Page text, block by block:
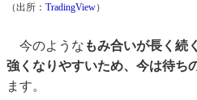
（出所： TradingView）
今のような もみ合いが長く続
強くなりやすいため、今は待ち
ます。